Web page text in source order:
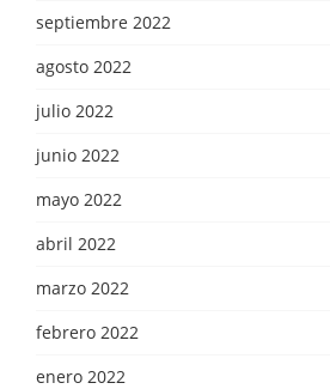
septiembre 2022
agosto 2022
julio 2022
junio 2022
mayo 2022
abril 2022
marzo 2022
febrero 2022
enero 2022